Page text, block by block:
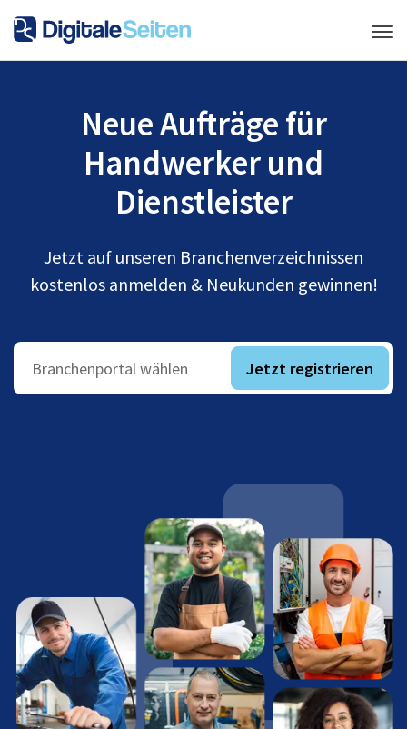
Neue Aufträge für
Handwerker und
Dienstleister
Jetzt auf unseren Branchenverzeichnissen
kostenlos anmelden & Neukunden gewinnen!
Branchenportal wählen Jetzt registrieren